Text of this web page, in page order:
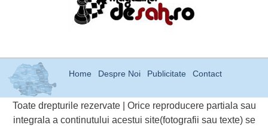
Home Despre Noi Publicitate Contact
Toate drepturile rezervate | Orice reproducere partiala sau
integrala a continutului acestui site(fotografii sau texte) se